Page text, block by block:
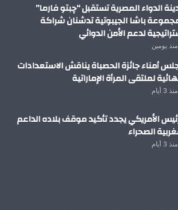
الدواء المصرية تستقبل “چبتو فارما”
باشا الجيبوتية تدشنان شراكة
لدعم الأمن الدوائي
منذ يومين
أمناء جائزة الحصباة يناقش الاستعدادات
لملتقى المرأة الإماراتية
منذ 3 أيام
الأمريكي يجدد تأكيد موقف بلاده الداعم
الصحراء
منذ 3 أيام